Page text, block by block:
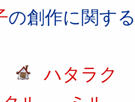
の創作に関す
ハタラク